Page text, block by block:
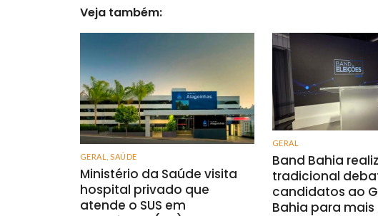
Veja também:
GERAL SAÚDE
Ministério da Saúde visita
hospital privado que
atende o SUS em
GERAL
Band Bahia
tradicional
candidatos ao
Bahia para mais